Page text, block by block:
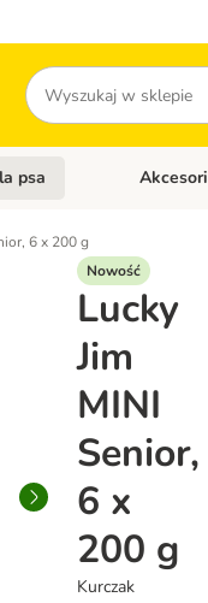
Szukaj
kategorii: Akcesoria dla
psa Otwórz
6 x 200 g
Nowość
Lucky
Jim
MINI
Senior,
6 x
200 g
Kurczak